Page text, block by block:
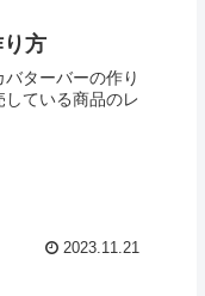
り方
ターバーの作り
ている商品のレ
2023.11.21